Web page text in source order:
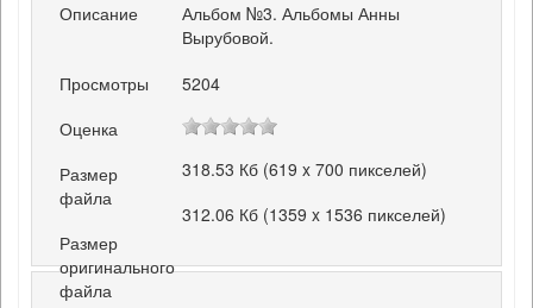
Описание
Альбом №3. Альбомы Анны
Вырубовой.
Просмотры
5204
Оценка
Размер
файла
318.53 Кб (619 x 700 пикселей)
Размер
оригинального
файла
312.06 Кб (1359 x 1536 пикселей)